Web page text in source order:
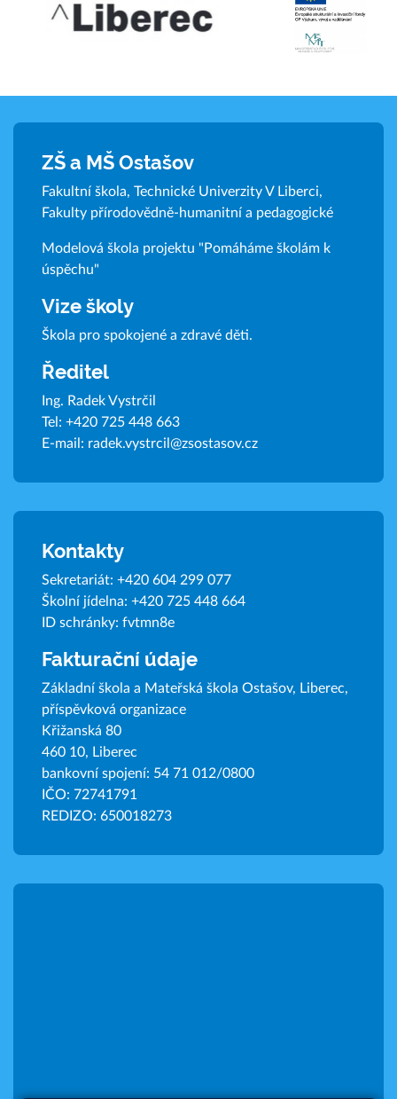
ZŠ a MŠ Ostašov
Fakultní škola, Technické Univerzity V Liberci,
Fakulty přírodovědně-humanitní a pedagogické
Modelová škola projektu "Pomáháme školám k
úspěchu"
Vize školy
Škola pro spokojené a zdravé děti.
Ředitel
Ing. Radek Vystrčil
Tel: +420 725 448 663
E-mail: radek.vystrcil@zsostasov.cz
Kontakty
Sekretariát: +420 604 299 077
Školní jídelna: +420 725 448 664
ID schránky: fvtmn8e
Fakturační údaje
Základní škola a Mateřská škola Ostašov, Liberec,
příspěvková organizace
Křižanská 80
460 10, Liberec
bankovní spojení: 54 71 012/0800
IČO: 72741791
REDIZO: 650018273